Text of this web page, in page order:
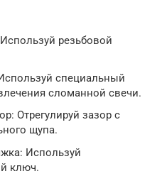
резьбовой
специальный
сломанной свечи.
Отрегулируй зазор с
щупа.
Используй
ключ.